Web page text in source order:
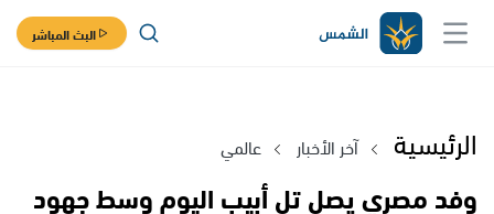
البث المباشر
الرئيسية آخر الأخبار عالمي
وفد مصري يصل تل أبيب اليوم وسط جهود